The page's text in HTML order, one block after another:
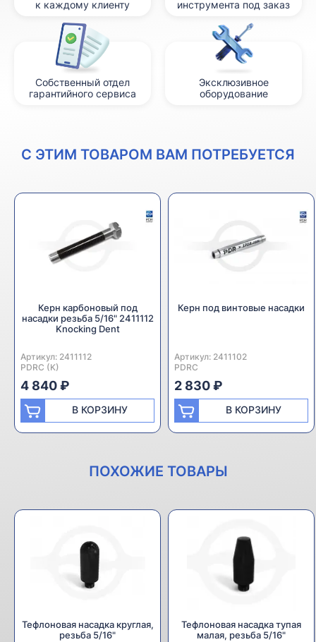
к каждому клиенту инструмента под заказ
Собственный отдел
гарантийного сервиса
Эксклюзивное
оборудование
С ЭТИМ ТОВАРОМ ВАМ ПОТРЕБУЕТСЯ
Керн карбоновый под
насадки резьба 5/16" 2411112
Knocking Dent
Артикул: 2411112
Производитель:
PDRC (K)
4 840 ₽
В КОРЗИНУ
Керн под винтовые насадки
Артикул: 2411102
Производитель:
PDRC
2 830 ₽
В КОРЗИНУ
ПОХОЖИЕ ТОВАРЫ
Тефлоновая насадка круглая,
резьба 5/16"
Тефлоновая насадка тупая
малая, резьба 5/16"